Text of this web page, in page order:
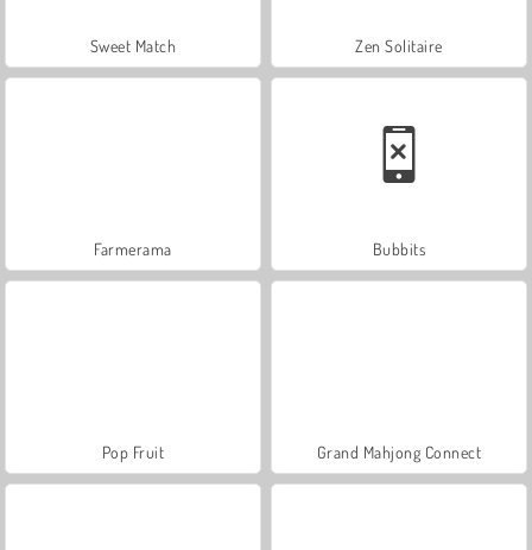
Sweet Match Zen Solitaire
Farmerama Bubbits
Pop Fruit Grand Mahjong Connect